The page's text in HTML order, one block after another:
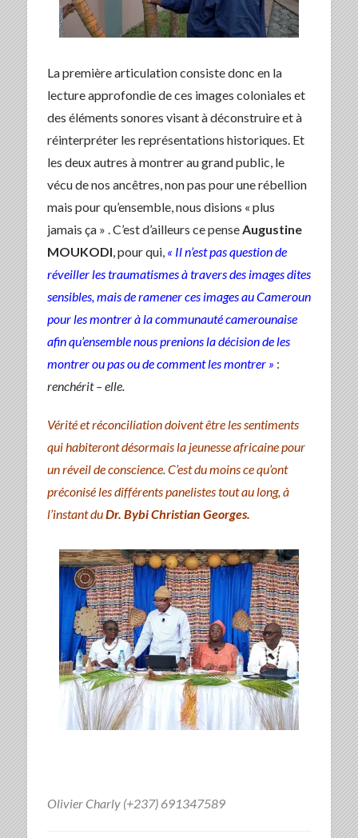
La première articulation consiste donc en la
lecture approfondie de ces images coloniales et
des éléments sonores visant à déconstruire et à
réinterpréter les représentations historiques. Et
les deux autres à montrer au grand public, le
vécu de nos ancêtres, non pas pour une rébellion
mais pour qu’ensemble, nous disions « plus
jamais ça » . C’est d’ailleurs ce penseAugustine
MOUKODI, pour qui, « Iln’estpas question de
réveiller les traumatismes à travers des images dites
sensibles, mais de ramener ces images au Cameroun
pour les montrer à la communauté camerounaise
afin qu’ensemble nous prenions la décision de les
montrer ou pas ou de comment les montrer » :
renchérit – elle.
Vérité et réconciliation doivent être les sentiments
qui habiteront désormais la jeunesse africaine pour
un réveil de conscience. C’est du moins ce qu’ont
préconisé les différents panelistes tout au long, à
l’instant duDr. Bybi Christian Georges.
Olivier Charly (+237) 691347589